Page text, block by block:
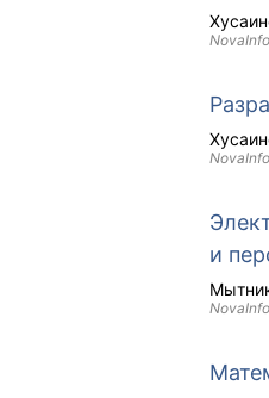
NovaInfo
NovaInfo
и
NovaInfo